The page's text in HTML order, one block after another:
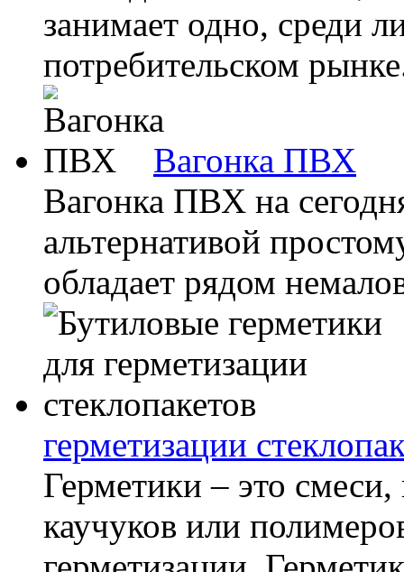
занимает одно, среди
потребительском
Вагонка ПВХ
Вагонка ПВХ на
альтернативой
обладает рядом
герметизации
Герметики – это
каучуков или